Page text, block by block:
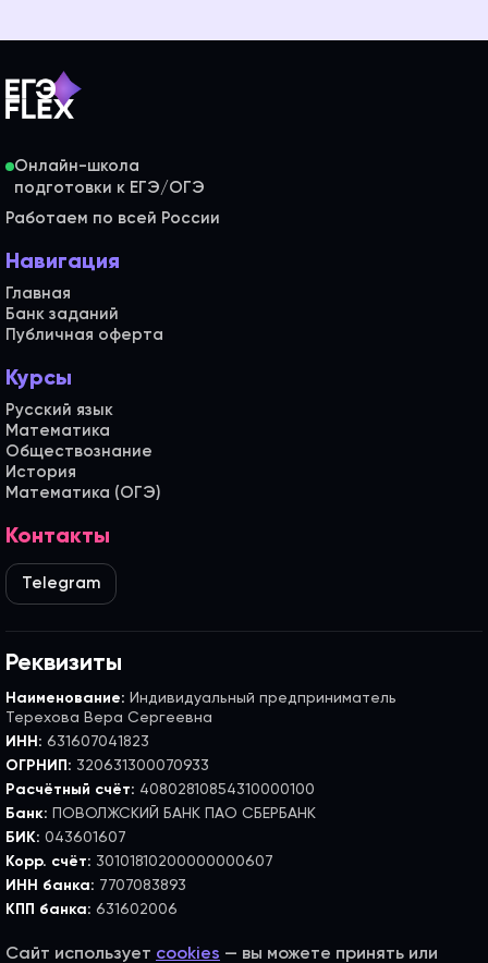
Онлайн-школа
Работаем по всей России
Навигация
Главная
Банк заданий
Публичная оферта
Курсы
Русский язык
Математика
Обществознание
История
Математика (ОГЭ)
Контакты
Telegram
Реквизиты
Наименование: Индивидуальный предприниматель
Терехова Вера Сергеевна
ИНН: 631607041823
ОГРНИП: 320631300070933
Расчётный счёт: 40802810854310000100
Банк: ПОВОЛЖСКИЙ БАНК ПАО СБЕРБАНК
БИК: 043601607
Корр. счёт: 30101810200000000607
ИНН банка: 7707083893
КПП банка: 631602006
Сайт использует cookies — вы можете принять или